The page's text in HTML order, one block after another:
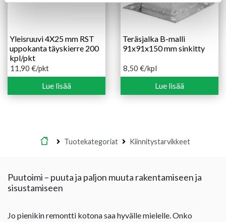
Yleisruuvi 4X25 mm RST
uppokanta täyskierre 200
kpl/pkt
11,90 €/pkt
Lue lisää
Teräsjalka B-malli
91x91x150 mm sinkitty
8,50 €/kpl
Lue lisää
Etusivu
Tuotekategoriat Kiinnitystarvikkeet
Puutoimi – puuta ja paljon muuta rakentamiseen ja
sisustamiseen
Jo pienikin remontti kotona saa hyvälle mielelle. Onko